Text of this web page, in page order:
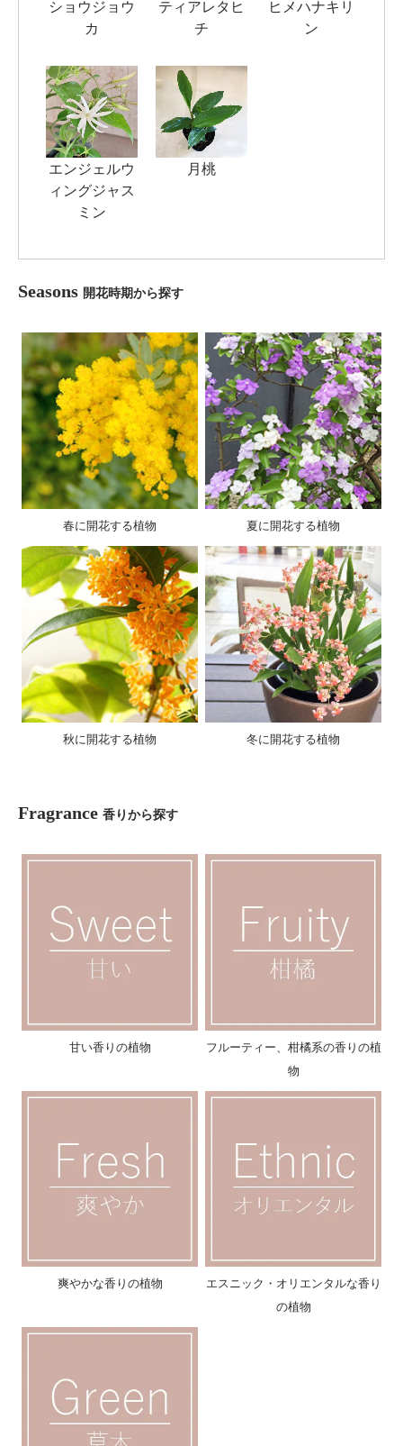
ショウジョウ
カ
ティアレタヒ
チ
ヒメハナキリ
ン
エンジェルウ
ィングジャス
ミン
月桃
Seasons 開花時期から探す
春に開花する植物 夏に開花する植物
秋に開花する植物 冬に開花する植物
Fragrance 香りから探す
甘い香りの植物
フルーティー、柑橘系の香りの植
物
爽やかな香りの植物
エスニック・オリエンタルな香り
の植物